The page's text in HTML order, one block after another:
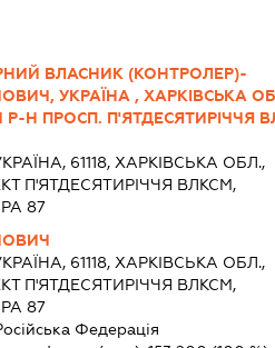
ВЛАСНИК (КОНТРОЛЕР)-
УКРАЇНА , ХАРКІВСЬКА
Н ПРОСП. П'ЯТДЕСЯТИРІЧЧЯ
61118, ХАРКІВСЬКА ОБЛ.,
П'ЯТДЕСЯТИРІЧЧЯ ВЛКСМ,
87
61118, ХАРКІВСЬКА ОБЛ.,
П'ЯТДЕСЯТИРІЧЧЯ ВЛКСМ,
87
Федерація